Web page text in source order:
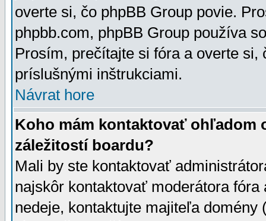
overte si, čo phpBB Group povie.
phpbb.com, phpBB Group používa
Prosím, prečítajte si fóra a overte
príslušnými inštrukciami.
Návrat hore
Koho mám kontaktovať ohľadom
záležitostí boardu?
Mali by ste kontaktovať
najskôr kontaktovať moderátora
nedeje, kontaktujte majiteľa